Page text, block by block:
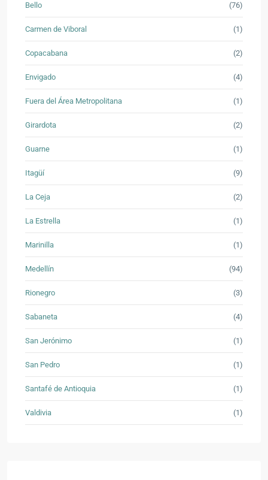
Bello (76)
Carmen de Viboral (1)
Copacabana (2)
Envigado (4)
Fuera del Área Metropolitana (1)
Girardota (2)
Guarne (1)
Itagüí (9)
La Ceja (2)
La Estrella (1)
Marinilla (1)
Medellín (94)
Rionegro (3)
Sabaneta (4)
San Jerónimo (1)
San Pedro (1)
Santafé de Antioquia (1)
Valdivia (1)